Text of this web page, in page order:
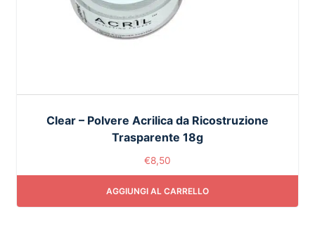
Clear – Polvere Acrilica da Ricostruzione
Trasparente 18g
€8,50
AGGIUNGI AL CARRELLO